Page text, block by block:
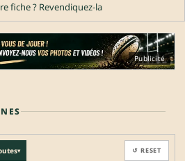
fiche ? Revendiquez-la
Publicité
▾ ↺ RESET